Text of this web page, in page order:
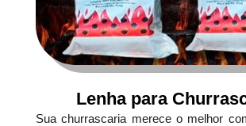
Lenha para
Sua churrascaria merece o melhor